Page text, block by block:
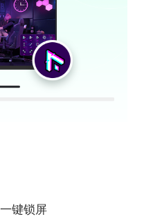
键锁屏